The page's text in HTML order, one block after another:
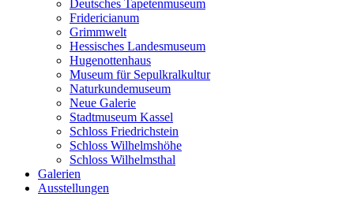
Deutsches Tapetenmuseum
Fridericianum
Grimmwelt
Hessisches Landesmuseum
Hugenottenhaus
Museum für Sepulkralkultur
Naturkundemuseum
Neue Galerie
Stadtmuseum Kassel
Schloss Friedrichstein
Schloss Wilhelmshöhe
Schloss Wilhelmsthal
Galerien
Ausstellungen